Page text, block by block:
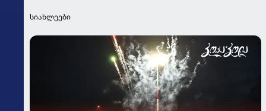
სიახლეები